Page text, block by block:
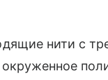
нити с
окруженное